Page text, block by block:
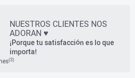
NUESTROS CLIENTES NOS
ADORAN ♥
¡Porque tu satisfacción es lo que
importa!
(3)